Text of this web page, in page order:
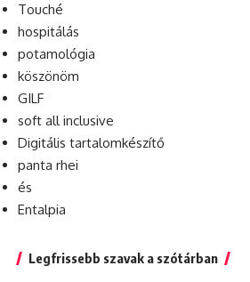
Touché
hospitálás
potamológia
köszönöm
GILF
soft all inclusive
Digitális tartalomkészítő
panta rhei
és
Entalpia
Legfrissebb szavak a szótárban